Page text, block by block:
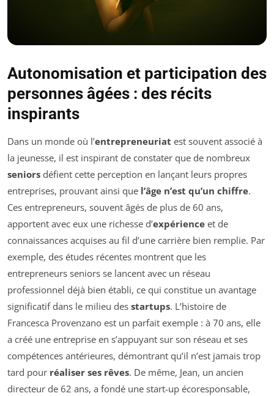
Autonomisation et participation des
personnes âgées : des récits
inspirants
Dans un monde où l’entrepreneuriat est souvent associé à
la jeunesse, il est inspirant de constater que de nombreux
seniors défient cette perception en lançant leurs propres
entreprises, prouvant ainsi que l’âge n’est qu’un chiffre.
Ces entrepreneurs, souvent âgés de plus de 60 ans,
apportent avec eux une richesse d’expérience et de
connaissances acquises au fil d’une carrière bien remplie. Par
exemple, des études récentes montrent que les
entrepreneurs seniors se lancent avec un réseau
professionnel déjà bien établi, ce qui constitue un avantage
significatif dans le milieu des startups. L’histoire de
Francesca Provenzano est un parfait exemple : à 70 ans, elle
a créé une entreprise en s’appuyant sur son réseau et ses
compétences antérieures, démontrant qu’il n’est jamais trop
tard pour réaliser ses rêves. De même, Jean, un ancien
directeur de 62 ans, a fondé une start-up écoresponsable,